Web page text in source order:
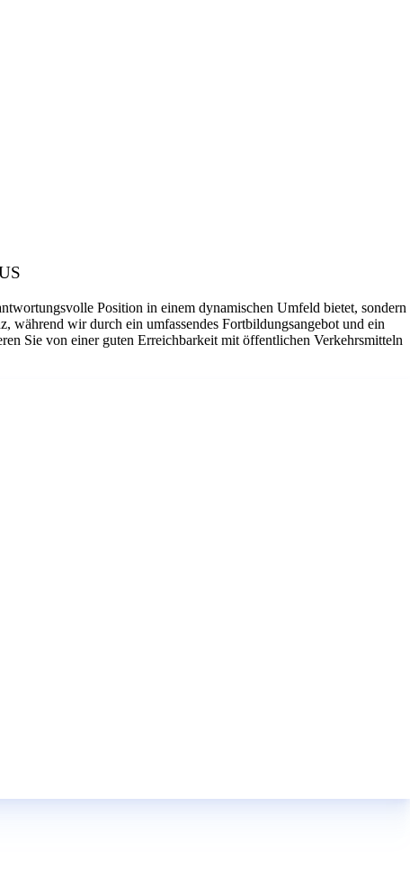
Position in einem dynamischen Umfeld bietet, sondern
wir durch ein umfassendes Fortbildungsangebot und ein
Sie von einer guten Erreichbarkeit mit öffentlichen Verkehrsmitteln